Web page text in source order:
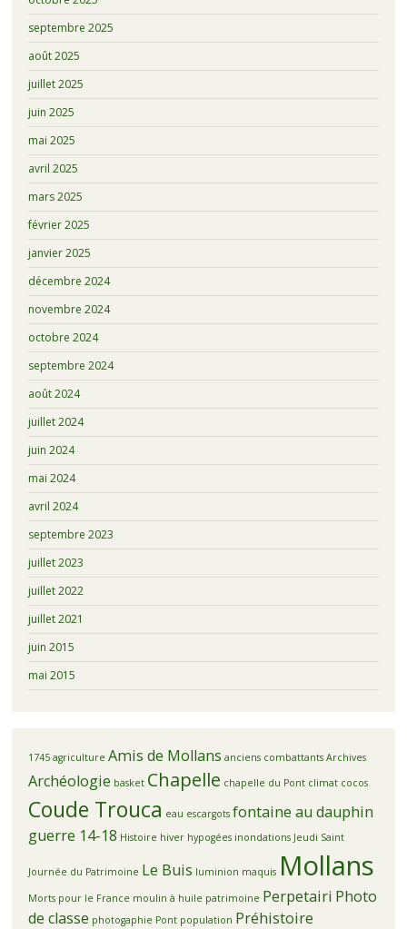
septembre 2025
août 2025
juillet 2025
juin 2025
mai 2025
avril 2025
mars 2025
février 2025
janvier 2025
décembre 2024
novembre 2024
octobre 2024
septembre 2024
août 2024
juillet 2024
juin 2024
mai 2024
avril 2024
septembre 2023
juillet 2023
juillet 2022
juillet 2021
juin 2015
mai 2015
1745 agriculture Amis de Mollans anciens combattants Archives
Archéologie basket Chapelle chapelle du Pont climat cocos
Coude Trouca eau escargots fontaine au dauphin
guerre 14-18 Histoire hiver hypogées inondations Jeudi Saint
Journée du Patrimoine Le Buis luminion maquis Mollans
Morts pour le France moulin à huile patrimoine Perpetairi Photo
de classe photogaphie Pont population Préhistoire